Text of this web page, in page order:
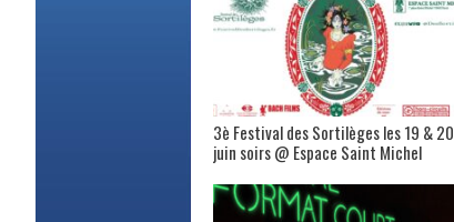
3è Festival des Sortilèges les 19 & 20
juin soirs @ Espace Saint Michel